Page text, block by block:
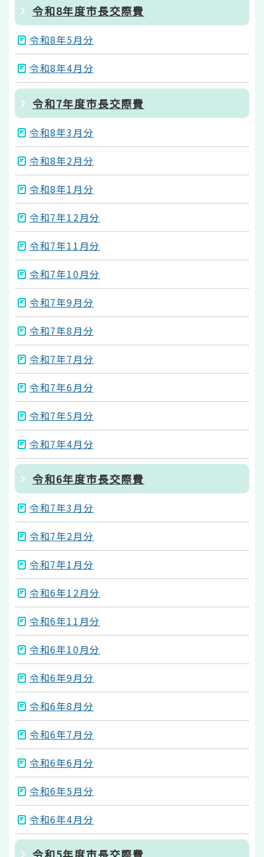
令和8年度市長交際費
令和8年5月分
令和8年4月分
令和7年度市長交際費
令和8年3月分
令和8年2月分
令和8年1月分
令和7年12月分
令和7年11月分
令和7年10月分
令和7年9月分
令和7年8月分
令和7年7月分
令和7年6月分
令和7年5月分
令和7年4月分
令和6年度市長交際費
令和7年3月分
令和7年2月分
令和7年1月分
令和6年12月分
令和6年11月分
令和6年10月分
令和6年9月分
令和6年8月分
令和6年7月分
令和6年6月分
令和6年5月分
令和6年4月分